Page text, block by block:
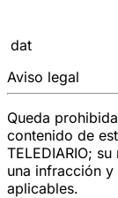
dat
Aviso legal
Queda
contenido de
TELEDIARIO;
una infracción
aplicables.